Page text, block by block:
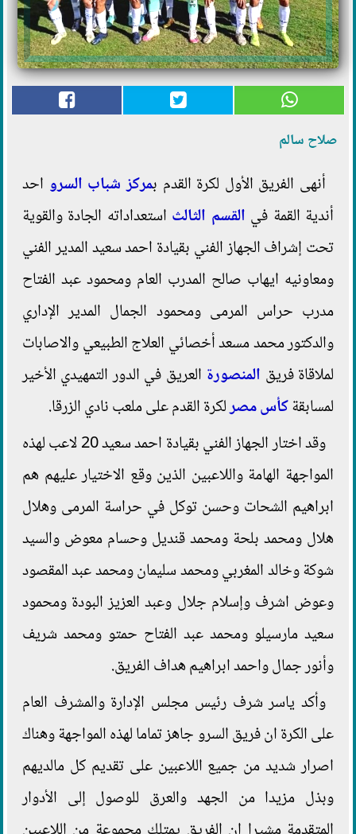
صلاح سالم
أنهى الفريق الأول لكرة القدم بمركز شباب السرو احد
أندية القمة في القسم الثالث استعداداته الجادة والقوية
تحت إشراف الجهاز الفني بقيادة احمد سعيد المدير الفني
ومعاونيه ايهاب صالح المدرب العام ومحمود عبد الفتاح
مدرب حراس المرمى ومحمود الجمال المدير الإداري
والدكتور محمد مسعد أخصائي العلاج الطبيعي والاصابات
لملاقاة فريق المنصورة العريق في الدور التمهيدي الأخير
لمسابقةكأس مصرلكرة القدم على ملعب نادي الزرقا.
وقد اختار الجهاز الفني بقيادة احمد سعيد 20 لاعب لهذه
المواجهة الهامة واللاعبين الذين وقع الاختيار عليهم هم
ابراهيم الشحات وحسن توكل في حراسة المرمى وهلال
هلال ومحمد بلحة ومحمد قنديل وحسام معوض والسيد
شوكة وخالد المغربي ومحمد سليمان ومحمد عبد المقصود
وعوض اشرف وإسلام جلال وعبد العزيز البودة ومحمود
سعيد مارسيلو ومحمد عبد الفتاح حمتو ومحمد شريف
وأنور جمال واحمد ابراهيم هداف الفريق.
وأكد ياسر شرف رئيس مجلس الإدارة والمشرف العام
على الكرة ان فريق السرو جاهز تماما لهذه المواجهة وهناك
اصرار شديد من جميع اللاعبين على تقديم كل مالديهم
وبذل مزيدا من الجهد والعرق للوصول إلى الأدوار